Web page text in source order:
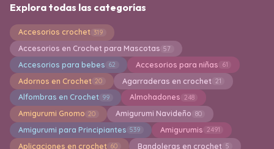
Explora todas las categorías
Accesorios crochet 319
Accesorios en Crochet para Mascotas 57
Accesorios para bebes 62 Accesorios para niñas 61
Adornos en Crochet 20 Agarraderas en crochet 21
Alfombras en Crochet 99 Almohadones 248
Amigurumi Gnomo 20 Amigurumi Navideño 80
Amigurumi para Principiantes 539 Amigurumis 2491
Aplicaciones en crochet 60 Bandoleras en crochet 5